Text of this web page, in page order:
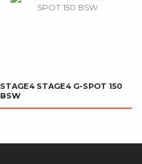
STAGE4 STAGE4 G-SPOT 150
BSW